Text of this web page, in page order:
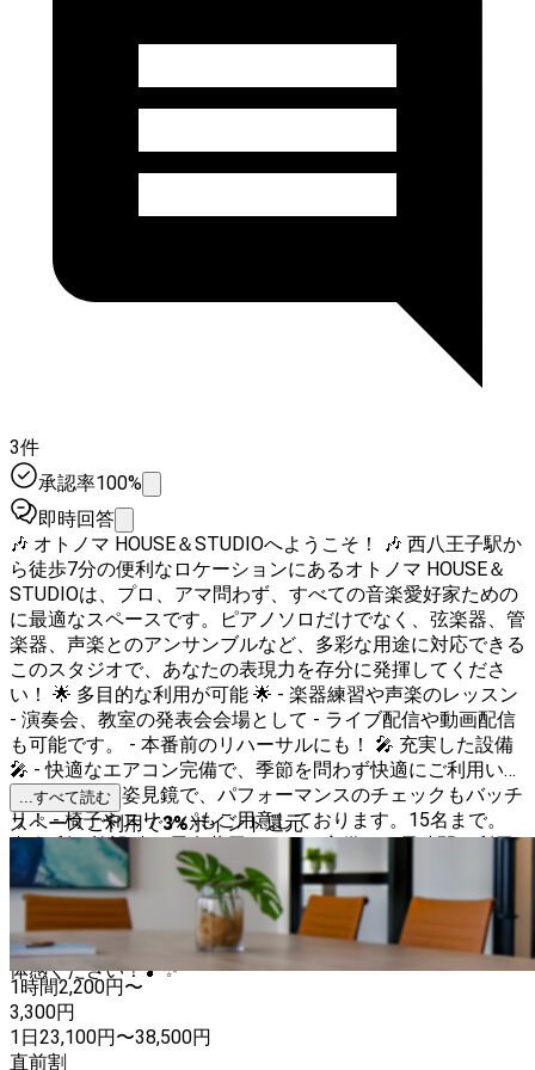
3件
承認率100%
即時回答
🎶 オトノマ HOUSE＆STUDIOへようこそ！ 🎶 西八王子駅か
ら徒歩7分の便利なロケーションにあるオトノマ HOUSE＆
STUDIOは、プロ、アマ問わず、すべての音楽愛好家ための
に最適なスペースです。ピアノソロだけでなく、弦楽器、管
楽器、声楽とのアンサンブルなど、多彩な用途に対応できる
このスタジオで、あなたの表現力を存分に発揮してくださ
い！ 🌟 多目的な利用が可能 🌟 - 楽器練習や声楽のレッスン
- 演奏会、教室の発表会会場として - ライブ配信や動画配信
も可能です。 - 本番前のリハーサルにも！ 🎤 充実した設備
🎤 - 快適なエアコン完備で、季節を問わず快適にご利用いた
だけます。 - 姿見鏡で、パフォーマンスのチェックもバッチ
リ！ - 椅子やスリッパもご用意しております。15名まで。
🚻 便利な施設 🚻 - 男女共用のトイレ完備で、長時間の利用
も安心。 - 電源・コンセントも豊富にあり、機材の使用も問
題なし。 オトノマ HOUSE＆STUDIOは、ピアノ演奏を始め
とする音楽活動に情熱を注ぐあなたを全力でサポートしま
す。ぜひ、この素晴らしい空間でコンサートホールの響きを
体感ください！🎵✨
...すべて読む
スペースご利用で3%ポイント還元
1時間2,200円〜
3,300円
1日23,100円〜38,500円
直前割